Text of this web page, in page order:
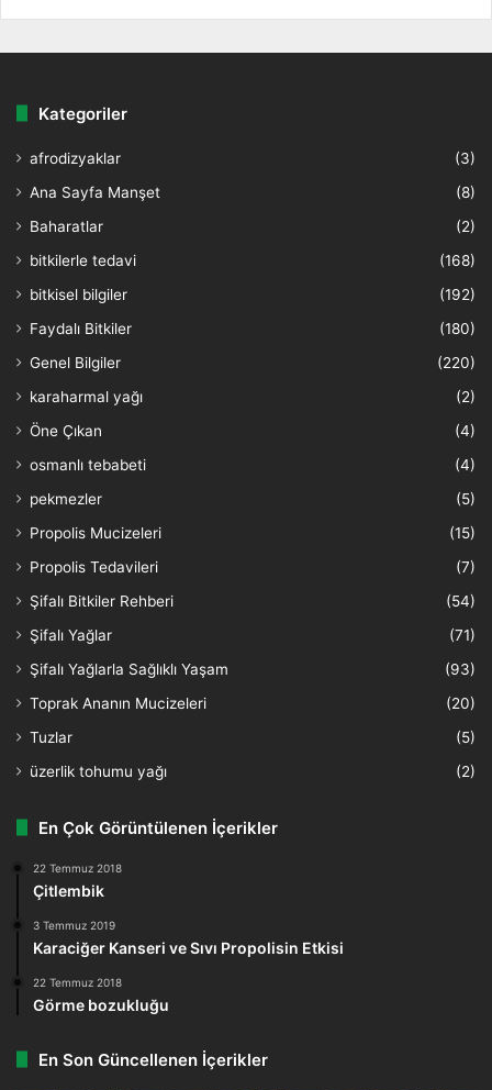
Kategoriler
afrodizyaklar
(3)
Ana Sayfa Manşet
(8)
Baharatlar
(2)
bitkilerle tedavi
(168)
bitkisel bilgiler
(192)
Faydalı Bitkiler
(180)
Genel Bilgiler
(220)
karaharmal yağı
(2)
Öne Çıkan
(4)
osmanlı tebabeti
(4)
pekmezler
(5)
Propolis Mucizeleri
(15)
Propolis Tedavileri
(7)
Şifalı Bitkiler Rehberi
(54)
Şifalı Yağlar
(71)
Şifalı Yağlarla Sağlıklı Yaşam
(93)
Toprak Ananın Mucizeleri
(20)
Tuzlar
(5)
üzerlik tohumu yağı
(2)
En Çok Görüntülenen İçerikler
22 Temmuz 2018
Çitlembik
3 Temmuz 2019
Karaciğer Kanseri ve Sıvı Propolisin Etkisi
22 Temmuz 2018
Görme bozukluğu
En Son Güncellenen İçerikler